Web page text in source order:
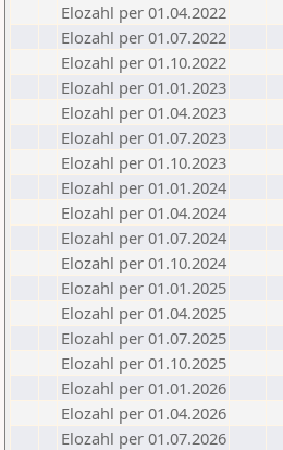
Elozahl per 01.04.2022
Elozahl per 01.07.2022
Elozahl per 01.10.2022
Elozahl per 01.01.2023
Elozahl per 01.04.2023
Elozahl per 01.07.2023
Elozahl per 01.10.2023
Elozahl per 01.01.2024
Elozahl per 01.04.2024
Elozahl per 01.07.2024
Elozahl per 01.10.2024
Elozahl per 01.01.2025
Elozahl per 01.04.2025
Elozahl per 01.07.2025
Elozahl per 01.10.2025
Elozahl per 01.01.2026
Elozahl per 01.04.2026
Elozahl per 01.07.2026